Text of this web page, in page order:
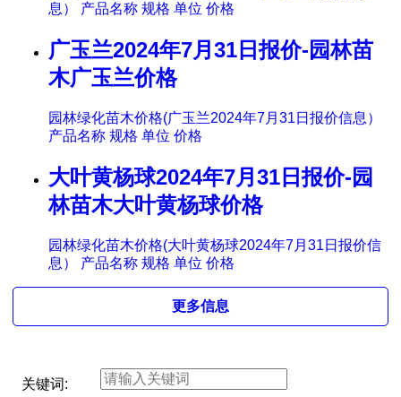
息） 产品名称 规格 单位 价格
广玉兰2024年7月31日报价-园林苗
木广玉兰价格
园林绿化苗木价格(广玉兰2024年7月31日报价信息）
产品名称 规格 单位 价格
大叶黄杨球2024年7月31日报价-园
林苗木大叶黄杨球价格
园林绿化苗木价格(大叶黄杨球2024年7月31日报价信
息） 产品名称 规格 单位 价格
更多信息
关键词: